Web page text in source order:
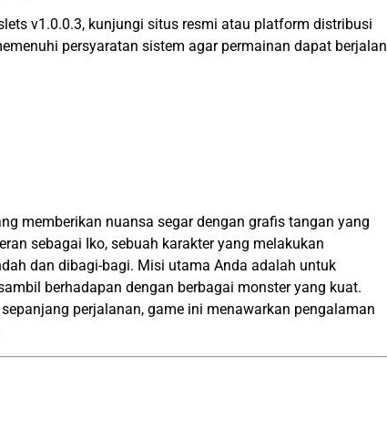
v1.0.0.3, kunjungi situs resmi atau platform distribusi
persyaratan sistem agar permainan dapat berjalan
memberikan nuansa segar dengan grafis tangan yang
sebagai Iko, sebuah karakter yang melakukan
dan dibagi-bagi. Misi utama Anda adalah untuk
berhadapan dengan berbagai monster yang kuat.
perjalanan, game ini menawarkan pengalaman